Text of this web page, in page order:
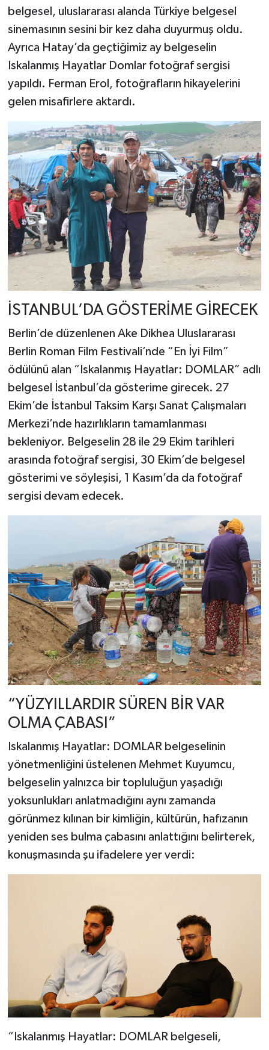
belgesel, uluslararası alanda Türkiye belgesel
sinemasının sesini bir kez daha duyurmuş oldu.
Ayrıca Hatay’da geçtiğimiz ay belgeselin
Iskalanmış Hayatlar Domlar fotoğraf sergisi
yapıldı. Ferman Erol, fotoğrafların hikayelerini
gelen misafirlere aktardı.
İSTANBUL’DA GÖSTERİME GİRECEK
Berlin’de düzenlenen Ake Dikhea Uluslararası
Berlin Roman Film Festivali’nde “En İyi Film”
ödülünü alan “Iskalanmış Hayatlar: DOMLAR” adlı
belgesel İstanbul’da gösterime girecek. 27
Ekim’de İstanbul Taksim Karşı Sanat Çalışmaları
Merkezi’nde hazırlıkların tamamlanması
bekleniyor. Belgeselin 28 ile 29 Ekim tarihleri
arasında fotoğraf sergisi, 30 Ekim’de belgesel
gösterimi ve söyleşisi, 1 Kasım’da da fotoğraf
sergisi devam edecek.
“YÜZYILLARDIR SÜREN BİR VAR
OLMA ÇABASI”
Iskalanmış Hayatlar: DOMLAR belgeselinin
yönetmenliğini üstelenen Mehmet Kuyumcu,
belgeselin yalnızca bir topluluğun yaşadığı
yoksunlukları anlatmadığını aynı zamanda
görünmez kılınan bir kimliğin, kültürün, hafızanın
yeniden ses bulma çabasını anlattığını belirterek,
konuşmasında şu ifadelere yer verdi:
“Iskalanmış Hayatlar: DOMLAR belgeseli,